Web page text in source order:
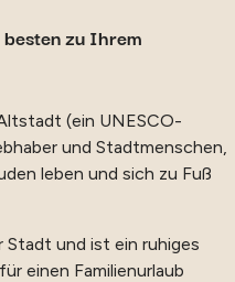
zu Ihrem
(ein UNESCO-
und Stadtmenschen,
leben und sich zu Fuß
Stadt und ist ein ruhiges
einen Familienurlaub